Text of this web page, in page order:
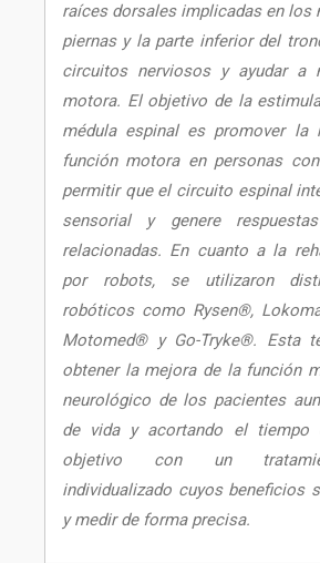
raíces dorsales implicadas en los
piernas y la parte inferior del
circuitos nerviosos y ayudar a
motora. El objetivo de la
médula espinal es promover la
función motora en personas
permitir que el circuito espinal
sensorial y genere respuestas
relacionadas. En cuanto a la
por robots, se utilizaron
robóticos como Rysen®,
Motomed® y Go-Tryke®. Esta
obtener la mejora de la función
neurológico de los pacientes
de vida y acortando el tiempo
objetivo con un
individualizado cuyos beneficios
y medir de forma precisa.